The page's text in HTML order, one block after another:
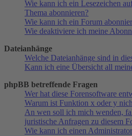
Wie kann ich ein Lesezeichen
Thema abonnieren?
Wie kann ich ein Forum
Wie deaktiviere ich meine
Dateianhänge
Welche Dateianhänge sind in
Kann ich eine Übersicht all
phpBB betreffende Fragen
Wer hat diese Forensoftware
Warum ist Funktion x oder y
An wen soll ich mich wenden,
juristische Anfragen zu diesem
Wie kann ich einen